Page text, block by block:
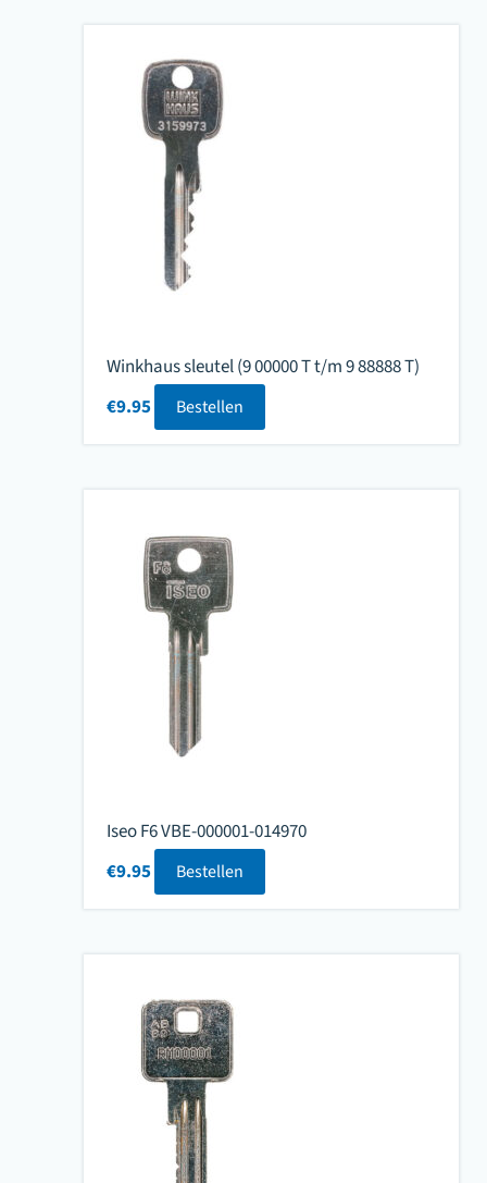
Winkhaus sleutel (9 00000 T t/m 9 88888 T)
€9.95 Bestellen
Iseo F6 VBE-000001-014970
€9.95 Bestellen